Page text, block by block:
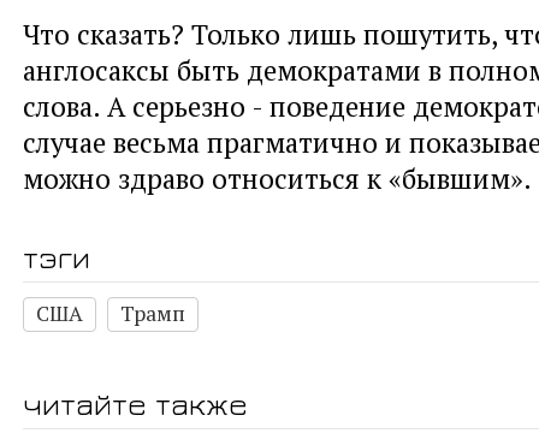
Что сказать? Только лишь пошутить,
англосаксы быть демократами в
слова. А серьезно - поведение
случае весьма прагматично и
можно здраво относиться к «бывшим».
тэги
США Трамп
читайте также